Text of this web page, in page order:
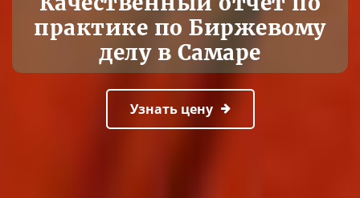
практике по Биржевому
делу в Самаре
Узнать цену